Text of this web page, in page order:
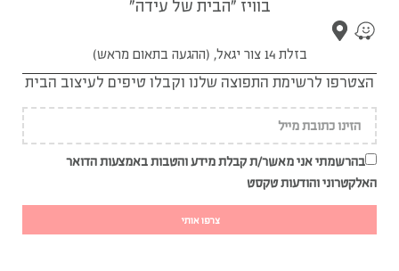
בוויז "הבית של עידה"
בזלת 14 צור יגאל, (ההגעה בתאום מראש)
הצטרפו לרשימת התפוצה שלנו וקבלו טיפים לעיצוב הבית
בהרשמתי אני מאשר/ת קבלת מידע והטבות באמצעות הדואר
האלקטרוני והודעות טקסט
צרפו אותי